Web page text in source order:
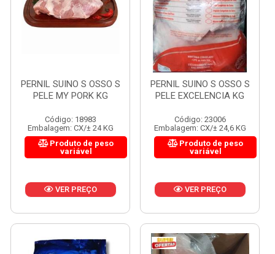
PERNIL SUINO S OSSO S
PELE MY PORK KG
Código: 18983
Embalagem: CX/± 24 KG
Produto de peso
variável
VER PREÇO
PERNIL SUINO S OSSO S
PELE EXCELENCIA KG
Código: 23006
Embalagem: CX/± 24,6 KG
Produto de peso
variável
VER PREÇO